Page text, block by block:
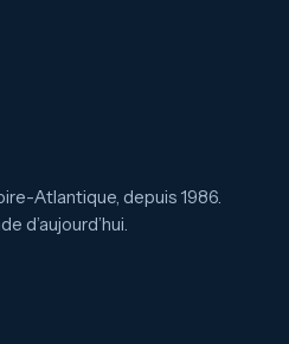
Atlantique, depuis 1986.
d’aujourd’hui.